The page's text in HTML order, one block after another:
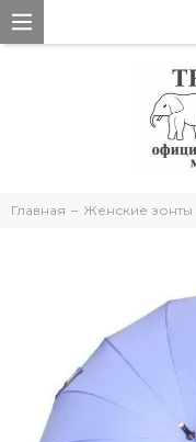
Главная Женские зонты